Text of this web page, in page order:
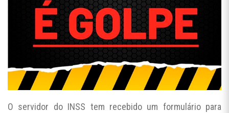
O servidor do INSS tem recebido um formulário para